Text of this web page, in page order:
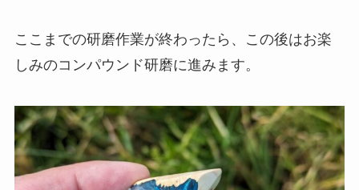
ここまでの研磨作業が終わったら、この後はお楽
しみのコンパウンド研磨に進みます。